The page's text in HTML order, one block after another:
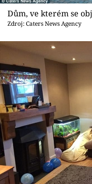
Videa
Sledujte prima+
Přihlášení
Sledujte nás
Dům, ve kterém se
Zdroj: Caters News Agency